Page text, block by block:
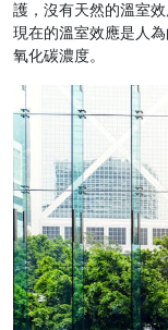
護，沒有天然的溫室
現在的溫室效應是人
氧化碳濃度。